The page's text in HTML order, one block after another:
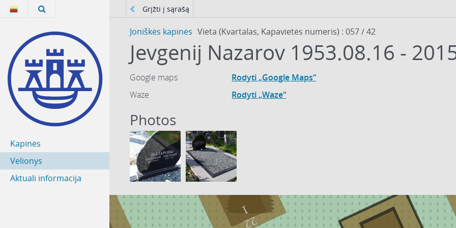
Kapinės
Velionys
Aktuali informacija
Grįžti į sąrašą
Joniškės kapinės Vieta (Kvartalas, Kapavietės numeris) : 057 / 42
Jevgenij Nazarov 1953.08.16
Google maps
Rodyti „Google Maps“
Waze
Rodyti „Waze“
Photos
22
1